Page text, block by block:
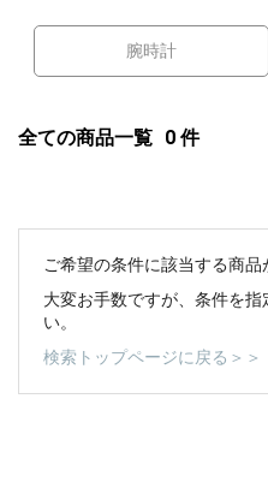
腕時計
全ての商品一覧 0 件
ご希望の条件に該当する商品
大変お手数ですが、条件を
い。
検索トップページに戻る＞＞